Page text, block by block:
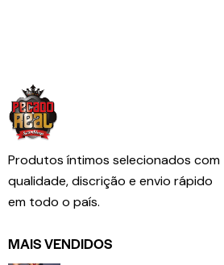
Produtos íntimos selecionados com
qualidade, discrição e envio rápido
em todo o país.
MAIS VENDIDOS